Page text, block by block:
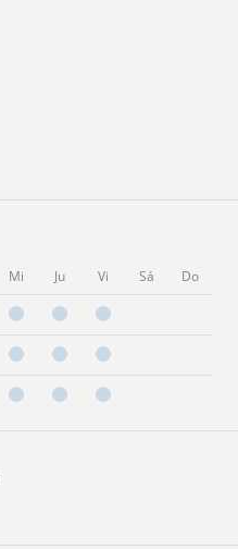
Mi Ju Vi Sá Do